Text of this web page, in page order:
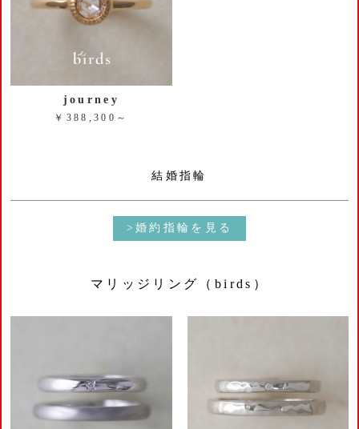
journey
￥388,300～
結婚指輪
>婚約指輪を見る
マリッジリング（birds）